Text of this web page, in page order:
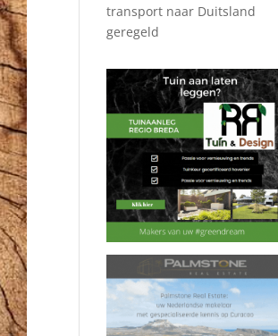
transport naar Duitsland
geregeld